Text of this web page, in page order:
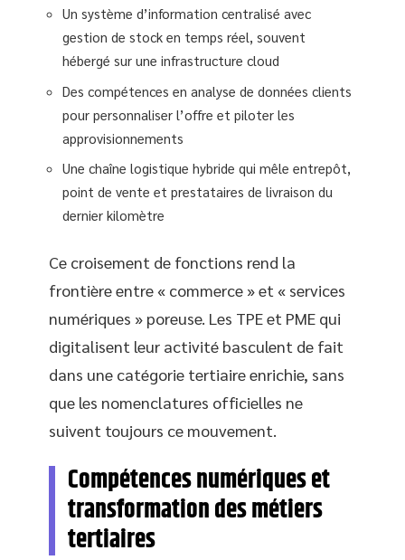
Un système d’information centralisé avec
gestion de stock en temps réel, souvent
hébergé sur une infrastructure cloud
Des compétences en analyse de données clients
pour personnaliser l’offre et piloter les
approvisionnements
Une chaîne logistique hybride qui mêle entrepôt,
point de vente et prestataires de livraison du
dernier kilomètre
Ce croisement de fonctions rend la
frontière entre « commerce » et « services
numériques » poreuse. Les TPE et PME qui
digitalisent leur activité basculent de fait
dans une catégorie tertiaire enrichie, sans
que les nomenclatures officielles ne
suivent toujours ce mouvement.
Compétences numériques et
transformation des métiers
tertiaires